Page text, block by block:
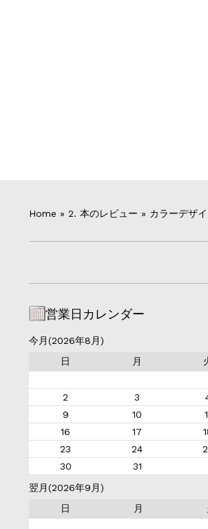
Home » 2. 本のレビュー » カラーデザ
営業日カレンダー
今月(2026年8月)
日
月
2
3
9
10
16
17
23
24
30
31
翌月(2026年9月)
日
月